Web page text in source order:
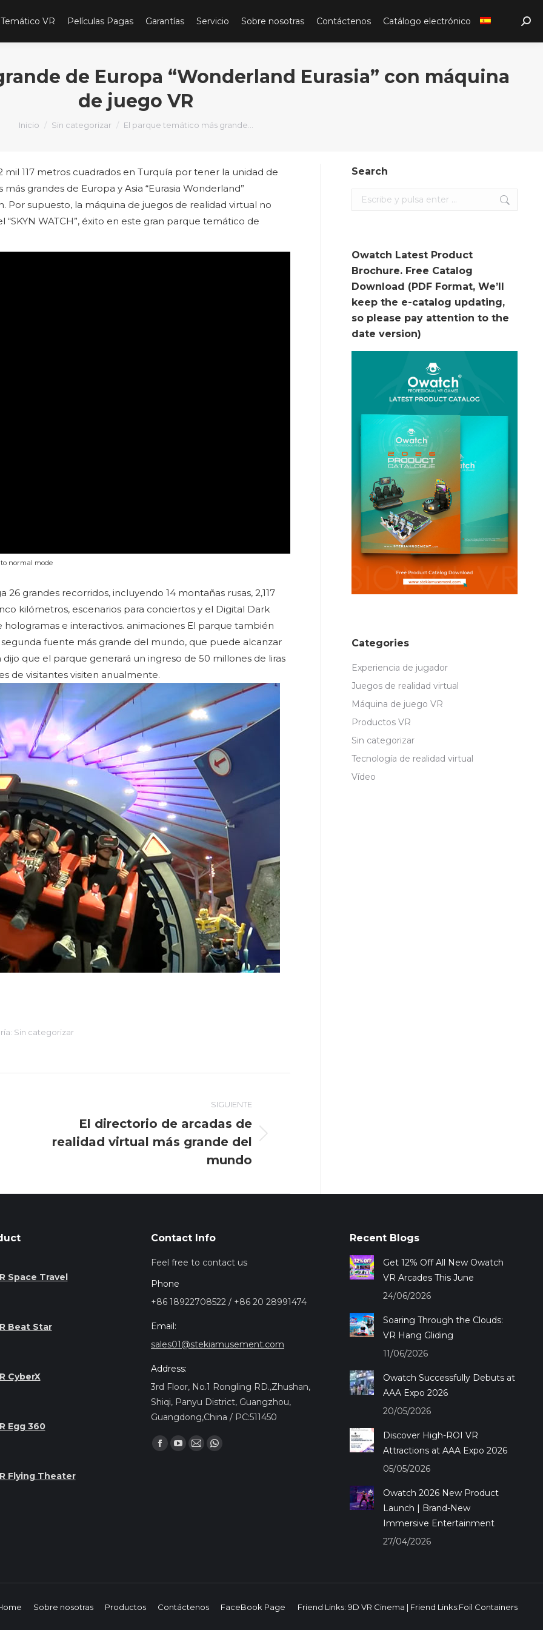
VR Películas Pagas Garantías Servicio Sobre nosotras Contáctenos Catálogo electrónico
de Europa “Wonderland Eurasia” con máquina
de juego VR
Estás aquí:
Inicio Sin categorizar El parque temático más grande…
mil 117 metros cuadrados en Turquía por tener la unidad de
grandes de Europa y Asia “Eurasia Wonderland”
Por supuesto, la máquina de juegos de realidad virtual no
“SKYN WATCH”, éxito en este gran parque temático de
normal mode
grandes recorridos, incluyendo 14 montañas rusas, 2,117
kilómetros, escenarios para conciertos y el Digital Dark
e interactivos. animaciones El parque también
fuente más grande del mundo, que puede alcanzar
que el parque generará un ingreso de 50 millones de liras
de visitantes visiten anualmente.
Sin categorizar
SIGUIENTE
Entrada
El directorio de arcadas de
realidad virtual más grande del
mundo
Search
Search:
Owatch Latest Product
Brochure. Free Catalog
Download (PDF Format, We’ll
keep the e-catalog updating,
so please pay attention to the
date version)
Categories
Experiencia de jugador
Juegos de realidad virtual
Máquina de juego VR
Productos VR
Sin categorizar
Tecnología de realidad virtual
Vídeo
Space Travel
Beat Star
CyberX
Egg 360
Flying Theater
Contact Info
Feel free to contact us
Phone
+86 18922708522 / +86 20 28991474
Email:
sales01@stekiamusement.com
Address:
3rd Floor, No.1 Rongling RD.,Zhushan,
Shiqi, Panyu District, Guangzhou,
Guangdong,China / PC:511450
Encuéntranos en:
Facebook
YouTube
MailWhatsapp
Recent Blogs
Get 12% Off All New Owatch
VR Arcades This June
24/06/2026
Soaring Through the Clouds:
VR Hang Gliding
11/06/2026
Owatch Successfully Debuts at
AAA Expo 2026
20/05/2026
Discover High-ROI VR
Attractions at AAA Expo 2026
05/05/2026
Owatch 2026 New Product
Launch | Brand-New
Immersive Entertainment
27/04/2026
Sobre nosotras Productos Contáctenos FaceBook Page Friend Links: 9D VR Cinema | Friend Links:Foil Containers